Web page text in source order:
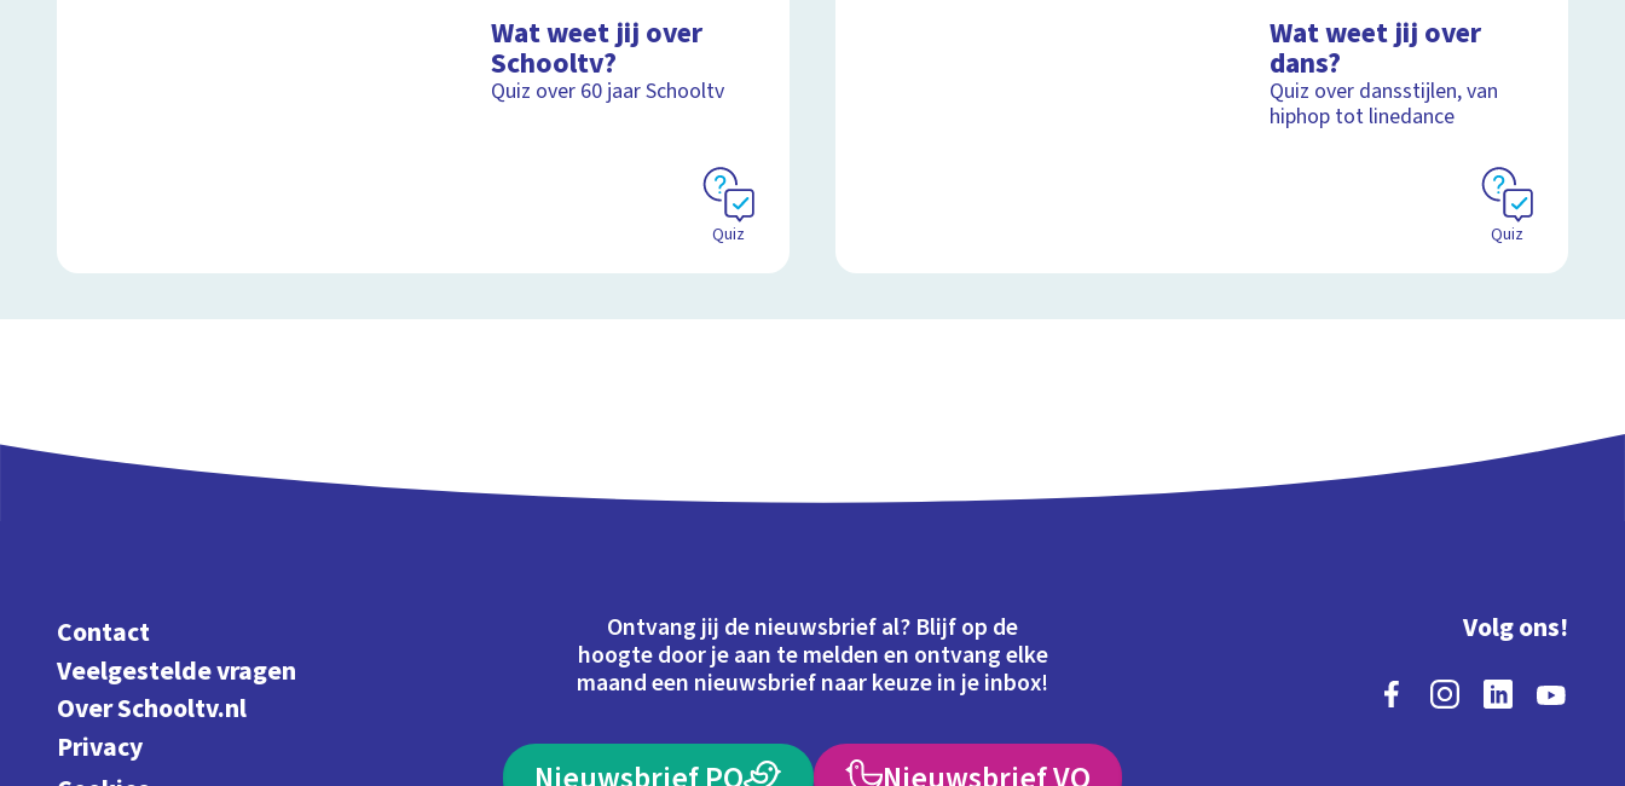
Wat weet jij over
Schooltv?
Quiz over 60 jaar Schooltv
Quiz
Wat weet jij over
dans?
Quiz over dansstijlen, van
hiphop tot linedance
Quiz
Contact
Veelgestelde vragen
Over Schooltv.nl
Privacy
Ontvang jij de nieuwsbrief al? Blijf op de
hoogte door je aan te melden en ontvang elke
maand een nieuwsbrief naar keuze in je inbox!
Volg ons!